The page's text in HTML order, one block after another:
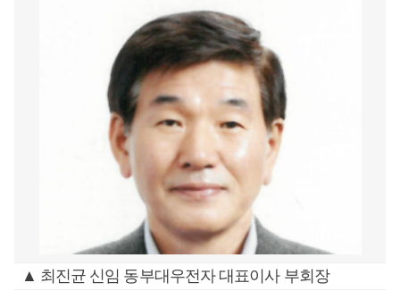
▲ 최진균 신임 동부대우전자 대표이사 부회장